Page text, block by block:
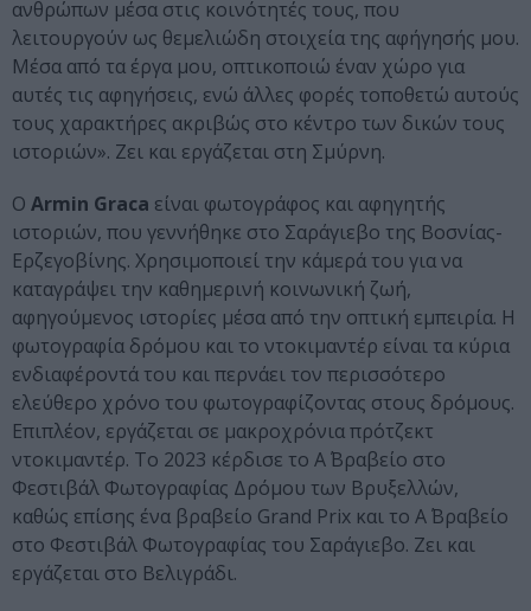
ανθρώπων μέσα στις κοινότητές τους, που
λειτουργούν ως θεμελιώδη στοιχεία της αφήγησής μου.
Μέσα από τα έργα μου, οπτικοποιώ έναν χώρο για
αυτές τις αφηγήσεις, ενώ άλλες φορές τοποθετώ αυτούς
τους χαρακτήρες ακριβώς στο κέντρο των δικών τους
ιστοριών». Ζει και εργάζεται στη Σμύρνη.
Ο Armin Graca είναι φωτογράφος και αφηγητής
ιστοριών, που γεννήθηκε στο Σαράγιεβο της Βοσνίας-
Ερζεγοβίνης. Χρησιμοποιεί την κάμερά του για να
καταγράψει την καθημερινή κοινωνική ζωή,
αφηγούμενος ιστορίες μέσα από την οπτική εμπειρία. Η
φωτογραφία δρόμου και το ντοκιμαντέρ είναι τα κύρια
ενδιαφέροντά του και περνάει τον περισσότερο
ελεύθερο χρόνο του φωτογραφίζοντας στους δρόμους.
Επιπλέον, εργάζεται σε μακροχρόνια πρότζεκτ
ντοκιμαντέρ. Το 2023 κέρδισε το Α΄ Βραβείο στο
Φεστιβάλ Φωτογραφίας Δρόμου των Βρυξελλών,
καθώς επίσης ένα βραβείο Grand Prix και το Α΄ Βραβείο
στο Φεστιβάλ Φωτογραφίας του Σαράγιεβο. Ζει και
εργάζεται στο Βελιγράδι.